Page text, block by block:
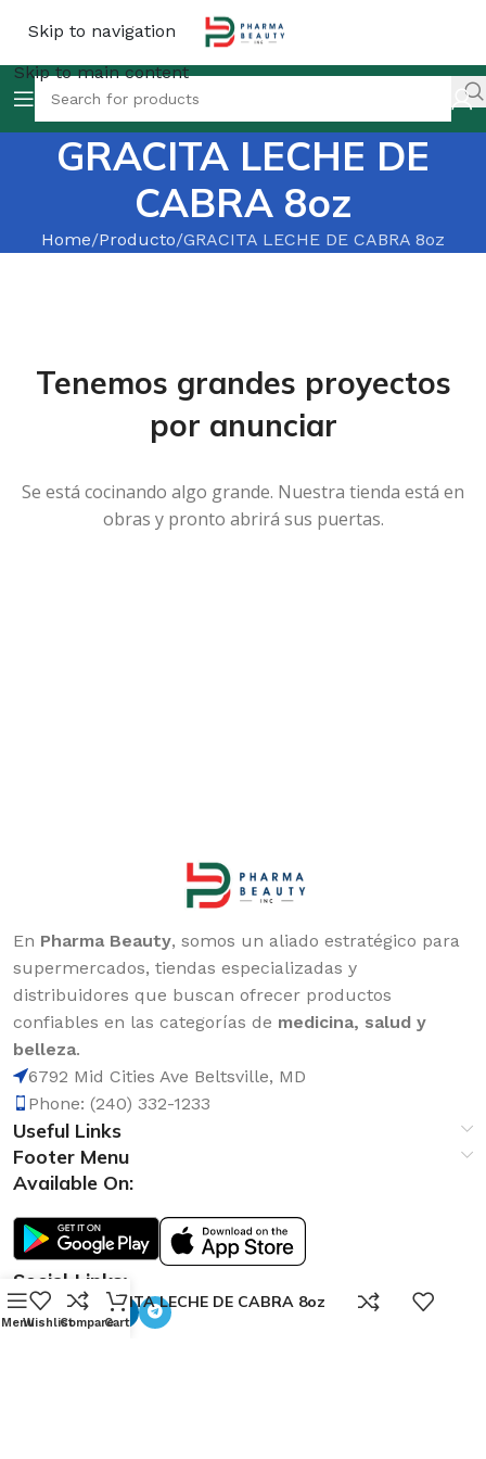
Skip to navigation
Skip to main content
GRACITA LECHE DE
CABRA 8oz
Home Producto GRACITA LECHE DE CABRA 8oz
Tenemos grandes proyectos
por anunciar
Se está cocinando algo grande. Nuestra tienda está en
obras y pronto abrirá sus puertas.
En Pharma Beauty, somos un aliado estratégico para
supermercados, tiendas especializadas y
distribuidores que buscan ofrecer productos
confiables en las categorías de medicina, salud y
belleza.
6792 Mid Cities Ave Beltsville, MD
Phone: (240) 332-1233
Useful Links
Footer Menu
Available On:
Social Links:
GRACITA LECHE DE CABRA 8oz
MenuWishlistCompare
0
Cart